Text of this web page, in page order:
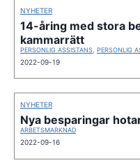
NYHETER
14-åring med stora
kammarrätt
PERSONLIG ASSISTANS PERSONLIG
2022-09-19
NYHETER
Nya besparingar
ARBETSMARKNAD
2022-09-16